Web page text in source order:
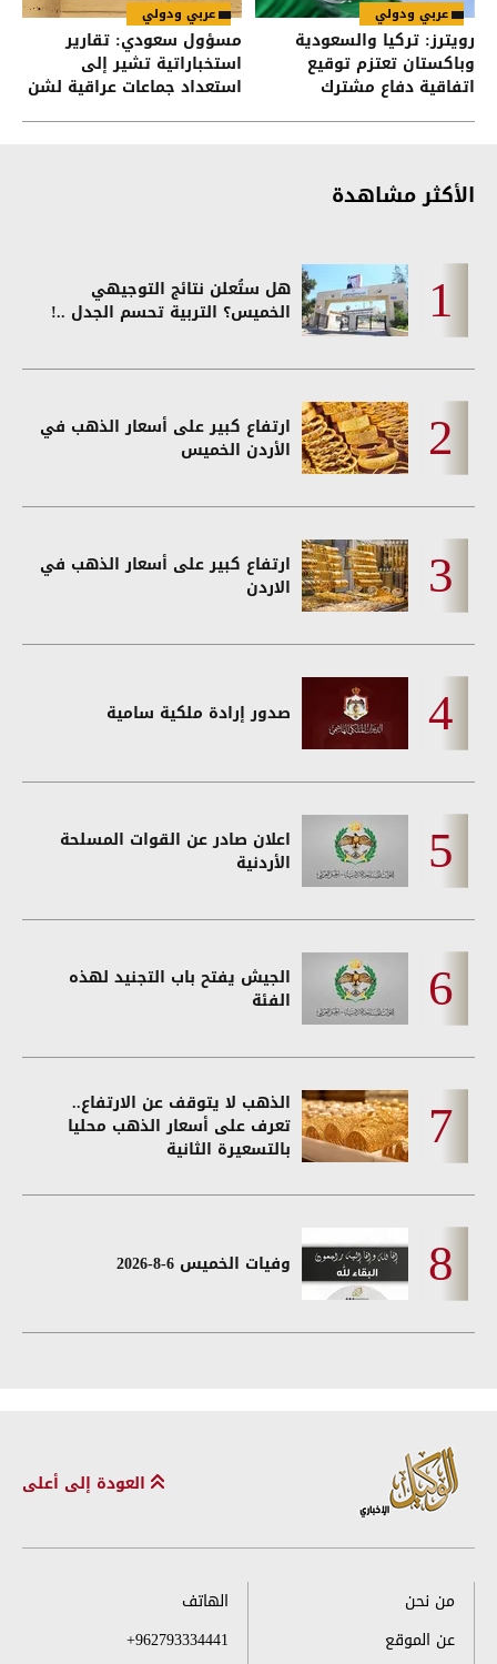
عربي ودولي
رويترز: تركيا والسعودية
وباكستان تعتزم توقيع
اتفاقية دفاع مشترك
عربي ودولي
مسؤول سعودي: تقارير
استخباراتية تشير إلى
استعداد جماعات عراقية لشن
الأكثر مشاهدة
هل ستُعلن نتائج التوجيهي
الخميس؟ التربية تحسم الجدل ..!
ارتفاع كبير على أسعار الذهب في
الأردن الخميس
ارتفاع كبير على أسعار الذهب في
الاردن
صدور إرادة ملكية سامية
اعلان صادر عن القوات المسلحة
الأردنية
الجيش يفتح باب التجنيد لهذه
الفئة
الذهب لا يتوقف عن الارتفاع..
تعرف على أسعار الذهب محليا
بالتسعيرة الثانية
وفيات الخميس 6-8-2026
العودة إلى أعلى
من نحن
عن الموقع
الهاتف
+962793334441